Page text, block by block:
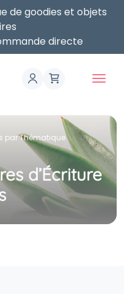
de goodies et objets
directe
par Thématique
d’Écriture